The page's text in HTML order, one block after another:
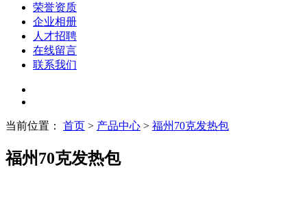
荣誉资质
企业相册
人才招聘
在线留言
联系我们
当前位置： 首页 > 产品中心 > 福州70克发热包
福州70克发热包